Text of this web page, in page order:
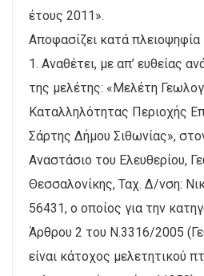
έτους 2011».
Αποφασίζει κατά πλειοψηφία
1. Αναθέτει, με απ’ ευθείας
της μελέτης: «Μελέτη
Καταλληλότητας Περιοχής
Σάρτης Δήμου Σιθωνίας»,
Αναστάσιο του Ελευθερίου,
Θεσσαλονίκης, Ταχ. Δ/νση:
56431, ο οποίος για την
Άρθρου 2 του Ν.3316/2005
είναι κάτοχος μελετητικού